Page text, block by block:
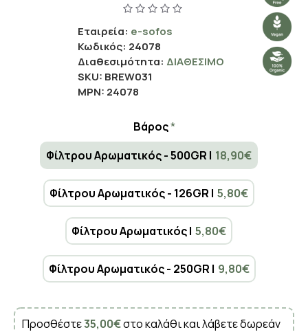
Εταιρεία: e-sofos
Κωδικός: 24078
Διαθεσιμότητα: ΔΙΑΘΈΣΙΜΟ
SKU: BREW031
MPN: 24078
Βάρος
Φίλτρου Αρωματικός - 500GR | 18,90€
Φίλτρου Αρωματικός - 126GR | 5,80€
Φίλτρου Αρωματικός | 5,80€
Φίλτρου Αρωματικός - 250GR | 9,80€
Προσθέστε35,00€στο καλάθι και λάβετε δωρεάν